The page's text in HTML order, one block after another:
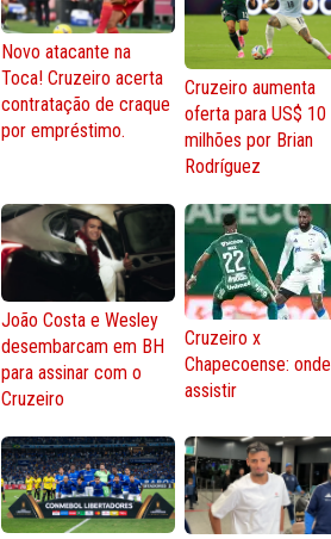
Novo atacante na
Toca! Cruzeiro acerta
contratação de craque
por empréstimo.
Cruzeiro aumenta
oferta para US$ 10
milhões por Brian
Rodríguez
João Costa e Wesley
desembarcam em BH
para assinar com o
Cruzeiro
Cruzeiro x
Chapecoense: onde
assistir